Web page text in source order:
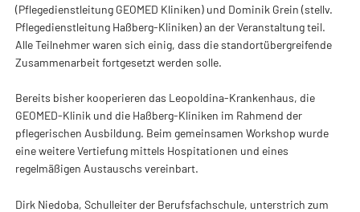
(Pflegedienstleitung GEOMED Kliniken) und Dominik Grein (stellv.
Pflegedienstleitung Haßberg-Kliniken) an der Veranstaltung teil.
Alle Teilnehmer waren sich einig, dass die standortübergreifende
Zusammenarbeit fortgesetzt werden solle.
Bereits bisher kooperieren das Leopoldina-Krankenhaus, die
GEOMED-Klinik und die Haßberg-Kliniken im Rahmend der
pflegerischen Ausbildung. Beim gemeinsamen Workshop wurde
eine weitere Vertiefung mittels Hospitationen und eines
regelmäßigen Austauschs vereinbart.
Dirk Niedoba, Schulleiter der Berufsfachschule, unterstrich zum